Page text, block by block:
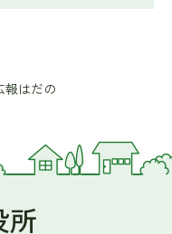
報はだの
所